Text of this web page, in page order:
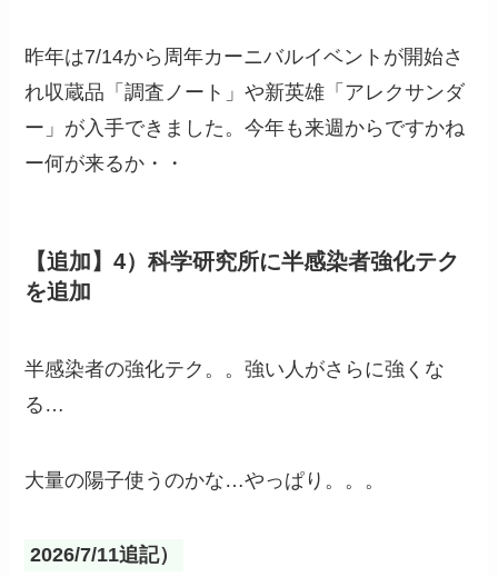
昨年は7/14から周年カーニバルイベントが開始さ
れ収蔵品「調査ノート」や新英雄「アレクサンダ
ー」が入手できました。今年も来週からですかね
ー何が来るか・・
【追加】4）科学研究所に半感染者強化テク
を追加
半感染者の強化テク。。強い人がさらに強くな
る…
大量の陽子使うのかな…やっぱり。。。
2026/7/11追記）